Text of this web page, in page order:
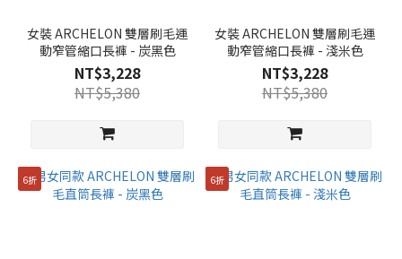
女裝 ARCHELON 雙層刷毛運
動窄管縮口長褲 - 炭黑色
NT$3,228
NT$5,380
女裝 ARCHELON 雙層刷毛運
動窄管縮口長褲 - 淺米色
NT$3,228
NT$5,380
6折 6折